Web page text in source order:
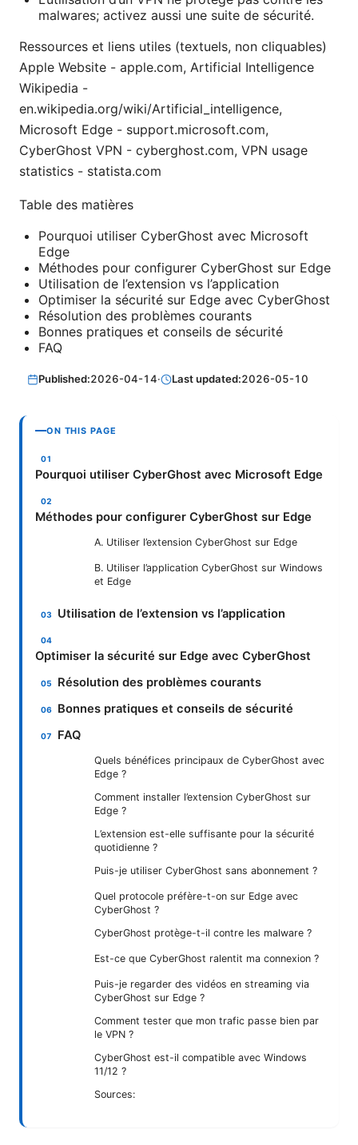
malwares; activez aussi une suite de sécurité.
Ressources et liens utiles (textuels, non cliquables)
Apple Website - apple.com, Artificial Intelligence
Wikipedia -
en.wikipedia.org/wiki/Artificial_intelligence,
Microsoft Edge - support.microsoft.com,
CyberGhost VPN - cyberghost.com, VPN usage
statistics - statista.com
Table des matières
Pourquoi utiliser CyberGhost avec Microsoft
Edge
Méthodes pour configurer CyberGhost sur Edge
Utilisation de l’extension vs l’application
Optimiser la sécurité sur Edge avec CyberGhost
Résolution des problèmes courants
Bonnes pratiques et conseils de sécurité
FAQ
Published:2026-04-14· Last updated:2026-05-10
ON THIS PAGE
Pourquoi utiliser CyberGhost avec Microsoft Edge
Méthodes pour configurer CyberGhost sur Edge
A. Utiliser l’extension CyberGhost sur Edge
B. Utiliser l’application CyberGhost sur Windows
et Edge
Utilisation de l’extension vs l’application
Optimiser la sécurité sur Edge avec CyberGhost
Résolution des problèmes courants
Bonnes pratiques et conseils de sécurité
FAQ
Quels bénéfices principaux de CyberGhost avec
Edge ?
Comment installer l’extension CyberGhost sur
Edge ?
L’extension est-elle suffisante pour la sécurité
quotidienne ?
Puis-je utiliser CyberGhost sans abonnement ?
Quel protocole préfère-t-on sur Edge avec
CyberGhost ?
CyberGhost protège-t-il contre les malware ?
Est-ce que CyberGhost ralentit ma connexion ?
Puis-je regarder des vidéos en streaming via
CyberGhost sur Edge ?
Comment tester que mon trafic passe bien par
le VPN ?
CyberGhost est-il compatible avec Windows
11/12 ?
Sources: